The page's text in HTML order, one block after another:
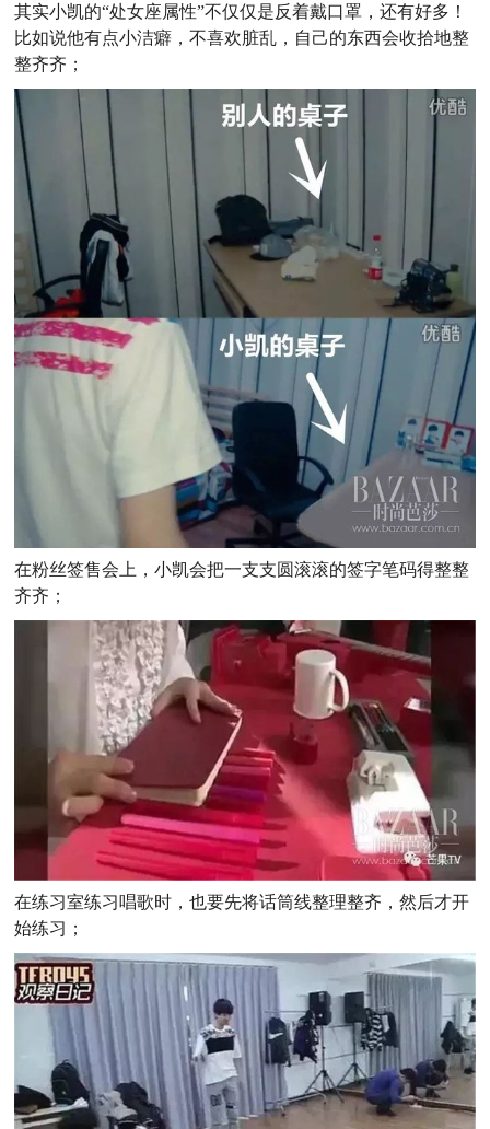
其实小凯的“处女座属性”不仅仅是反着戴口罩，还有好多！
比如说他有点小洁癖，不喜欢脏乱，自己的东西会收拾地整
整齐齐；
在粉丝签售会上，小凯会把一支支圆滚滚的签字笔码得整整
齐齐；
在练习室练习唱歌时，也要先将话筒线整理整齐，然后才开
始练习；